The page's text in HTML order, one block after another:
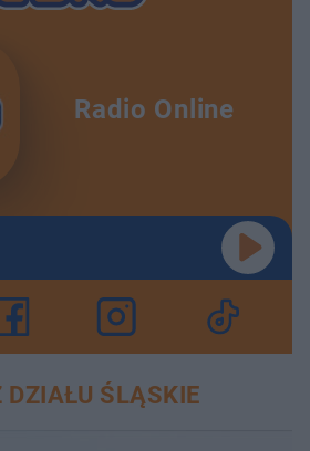
Radio Online
DZIAŁU ŚLĄSKIE